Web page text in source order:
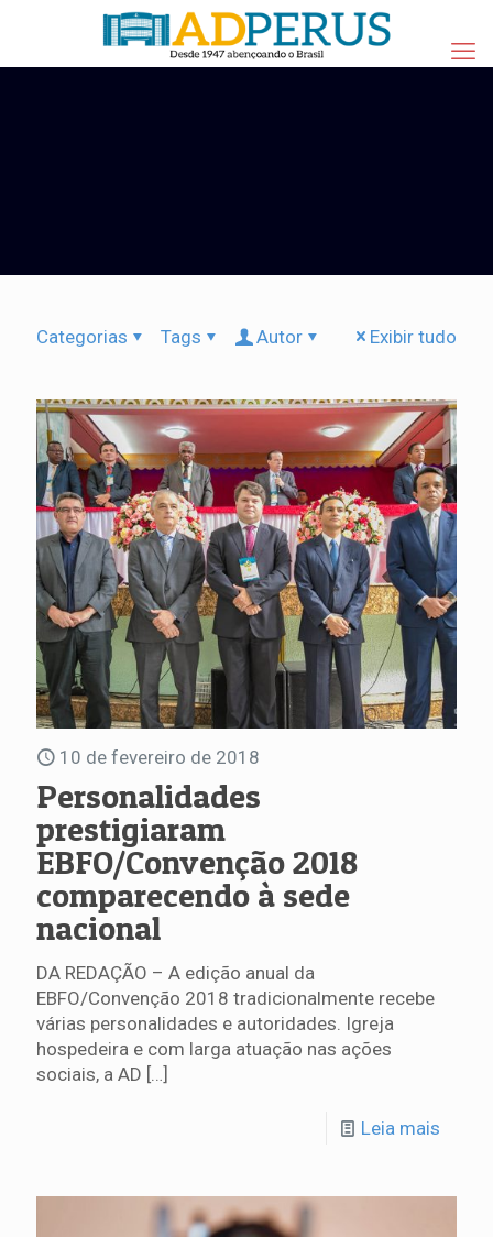
Categorias Tags Autor Exibir tudo
10 de fevereiro de 2018
Personalidades
prestigiaram
EBFO/Convenção 2018
comparecendo à sede
nacional
DA REDAÇÃO – A edição anual da
EBFO/Convenção 2018 tradicionalmente recebe
várias personalidades e autoridades. Igreja
hospedeira e com larga atuação nas ações
sociais, a AD […]
Leia mais